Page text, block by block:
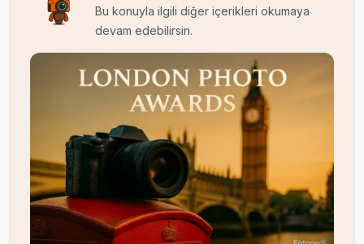
Bu konuyla ilgili diğer içerikleri okumaya
devam edebilirsin.